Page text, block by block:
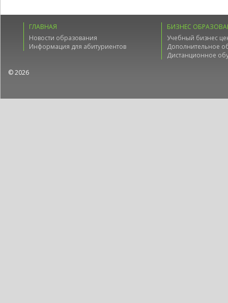
ГЛАВНАЯ
Новости образования
Информация для абитуриентов
БИЗНЕС
Учебный бизнес
Дополнительное
Дистанционное
© 2026